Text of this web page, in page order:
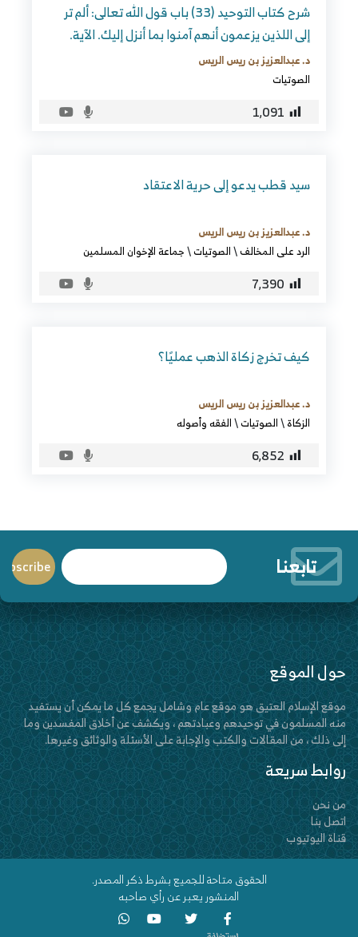
شرح كتاب التوحيد (33) باب قول الله تعالى: ألم تر
إلى اللذين يزعمون أنهم آمنوا بما أنزل إليك. الآية.
د. عبدالعزيز بن ريس الريس
الصوتيات
1٬091
سيد قطب يدعو إلى حرية الاعتقاد
د. عبدالعزيز بن ريس الريس
الرد على المخالف\الصوتيات\جماعة الإخوان المسلمين
7٬390
كيف تخرج زكاة الذهب عمليًا؟
د. عبدالعزيز بن ريس الريس
الزكاة\الصوتيات\الفقه وأصوله
6٬852
تابعنا
حول الموقع
موقع الإسلام العتيق هو موقع عام وشامل يجمع كل ما يمكن أن يستفيد
منه المسلمون في توحيدهم وعبادتهم ، ويكشف عن أخلاق المفسدين وما
إلى ذلك ، من المقالات والكتب والإجابة على الأسئلة والوثائق وغيرها.
روابط سريعة
من نحن
اتصل بنا
قناة اليوتيوب
الحقوق متاحة للجميع بشرط ذكر المصدر.
المنشور يعبر عن رأي صاحبه